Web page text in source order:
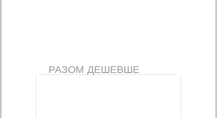
РАЗОМ ДЕШЕВШЕ